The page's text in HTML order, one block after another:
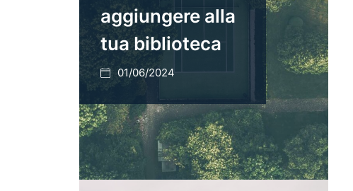
aggiungere alla
tua biblioteca
01/06/2024